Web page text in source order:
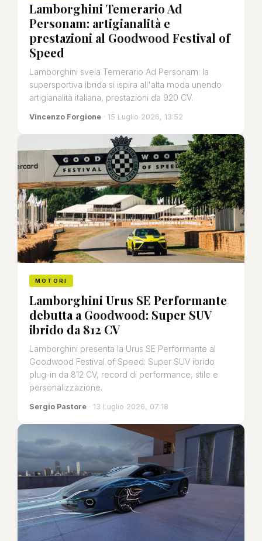
Lamborghini Temerario Ad
Personam: artigianalità e
prestazioni al Goodwood Festival of
Speed
Lamborghini svela Temerario Ad Personam: la
supersportiva ibrida si ispira all'alta moda unendo
artigianalità italiana, prestazioni da 920 CV.
Vincenzo Forgione · 15 Luglio 2026, 13:52
MOTORI
Lamborghini Urus SE Performante
debutta a Goodwood: Super SUV
ibrido da 812 CV
Lamborghini presenta la Urus SE Performante al
Goodwood Festival of Speed: Super SUV ibrido
plug-in da 812 CV, record di performance, stile e
personalizzazione.
Sergio Pastore · 13 Luglio 2026, 07:18